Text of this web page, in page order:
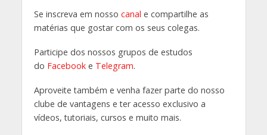
Se inscreva em nosso canal e compartilhe as
matérias que gostar com os seus colegas.
Participe dos nossos grupos de estudos
do Facebooke Telegram.
Aproveite também e venha fazer parte do nosso
clube de vantagens e ter acesso exclusivo a
vídeos, tutoriais, cursos e muito mais.